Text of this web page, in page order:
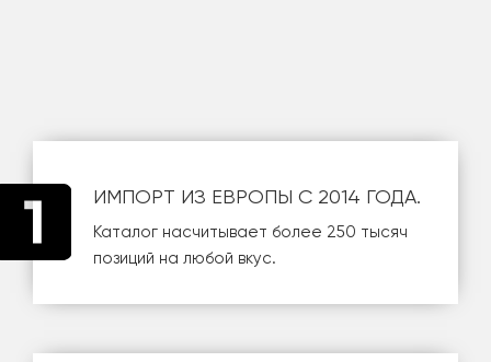
ИМПОРТ ИЗ ЕВРОПЫ С 2014 ГОДА.
Каталог насчитывает более 250 тысяч
позиций на любой вкус.